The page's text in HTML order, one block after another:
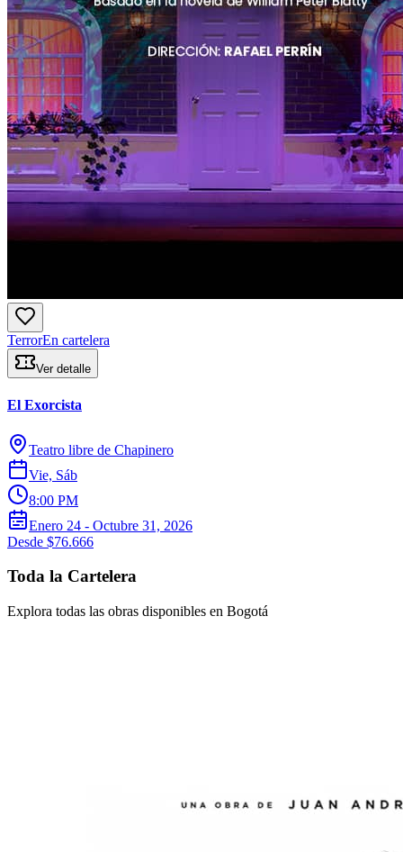
TerrorEn cartelera
Ver detalle
El Exorcista
Teatro libre de Chapinero
Vie, Sáb
8:00 PM
Enero 24 - Octubre 31, 2026
Desde $76.666
Toda la Cartelera
Explora todas las obras disponibles en Bogotá